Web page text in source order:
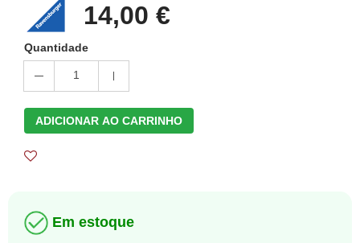
14,00 €
Quantidade
1
ADICIONAR AO CARRINHO
Em estoque